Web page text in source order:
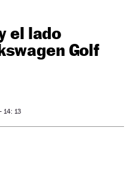
el lado
Golf
14: 13